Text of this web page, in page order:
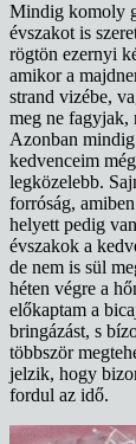
Mindig komoly
évszakot is
rögtön ezernyi
amikor a
strand vizébe,
meg ne fagyjak,
Azonban
kedvenceim
legközelebb.
forróság,
helyett pedig
évszakok a
de nem is sül
héten végre a
előkaptam a
bringázást, s
többször
jelzik, hogy
fordul az idő.